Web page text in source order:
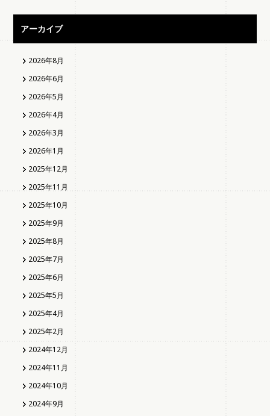
アーカイブ
2026年8月
2026年6月
2026年5月
2026年4月
2026年3月
2026年1月
2025年12月
2025年11月
2025年10月
2025年9月
2025年8月
2025年7月
2025年6月
2025年5月
2025年4月
2025年2月
2024年12月
2024年11月
2024年10月
2024年9月